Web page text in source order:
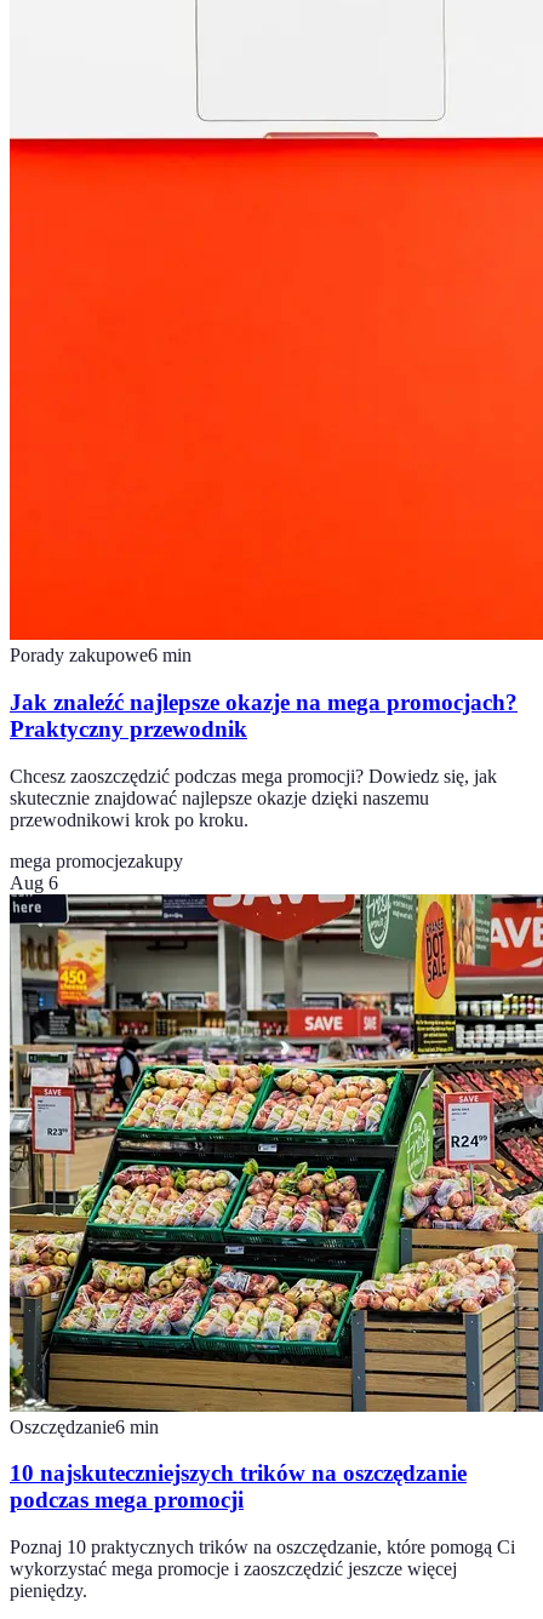
Porady zakupowe6 min
Jak znaleźć najlepsze okazje na mega promocjach?
Praktyczny przewodnik
Chcesz zaoszczędzić podczas mega promocji? Dowiedz się, jak
skutecznie znajdować najlepsze okazje dzięki naszemu
przewodnikowi krok po kroku.
mega promocjezakupy
Aug 6
Oszczędzanie6 min
10 najskuteczniejszych trików na oszczędzanie
podczas mega promocji
Poznaj 10 praktycznych trików na oszczędzanie, które pomogą Ci
wykorzystać mega promocje i zaoszczędzić jeszcze więcej
pieniędzy.